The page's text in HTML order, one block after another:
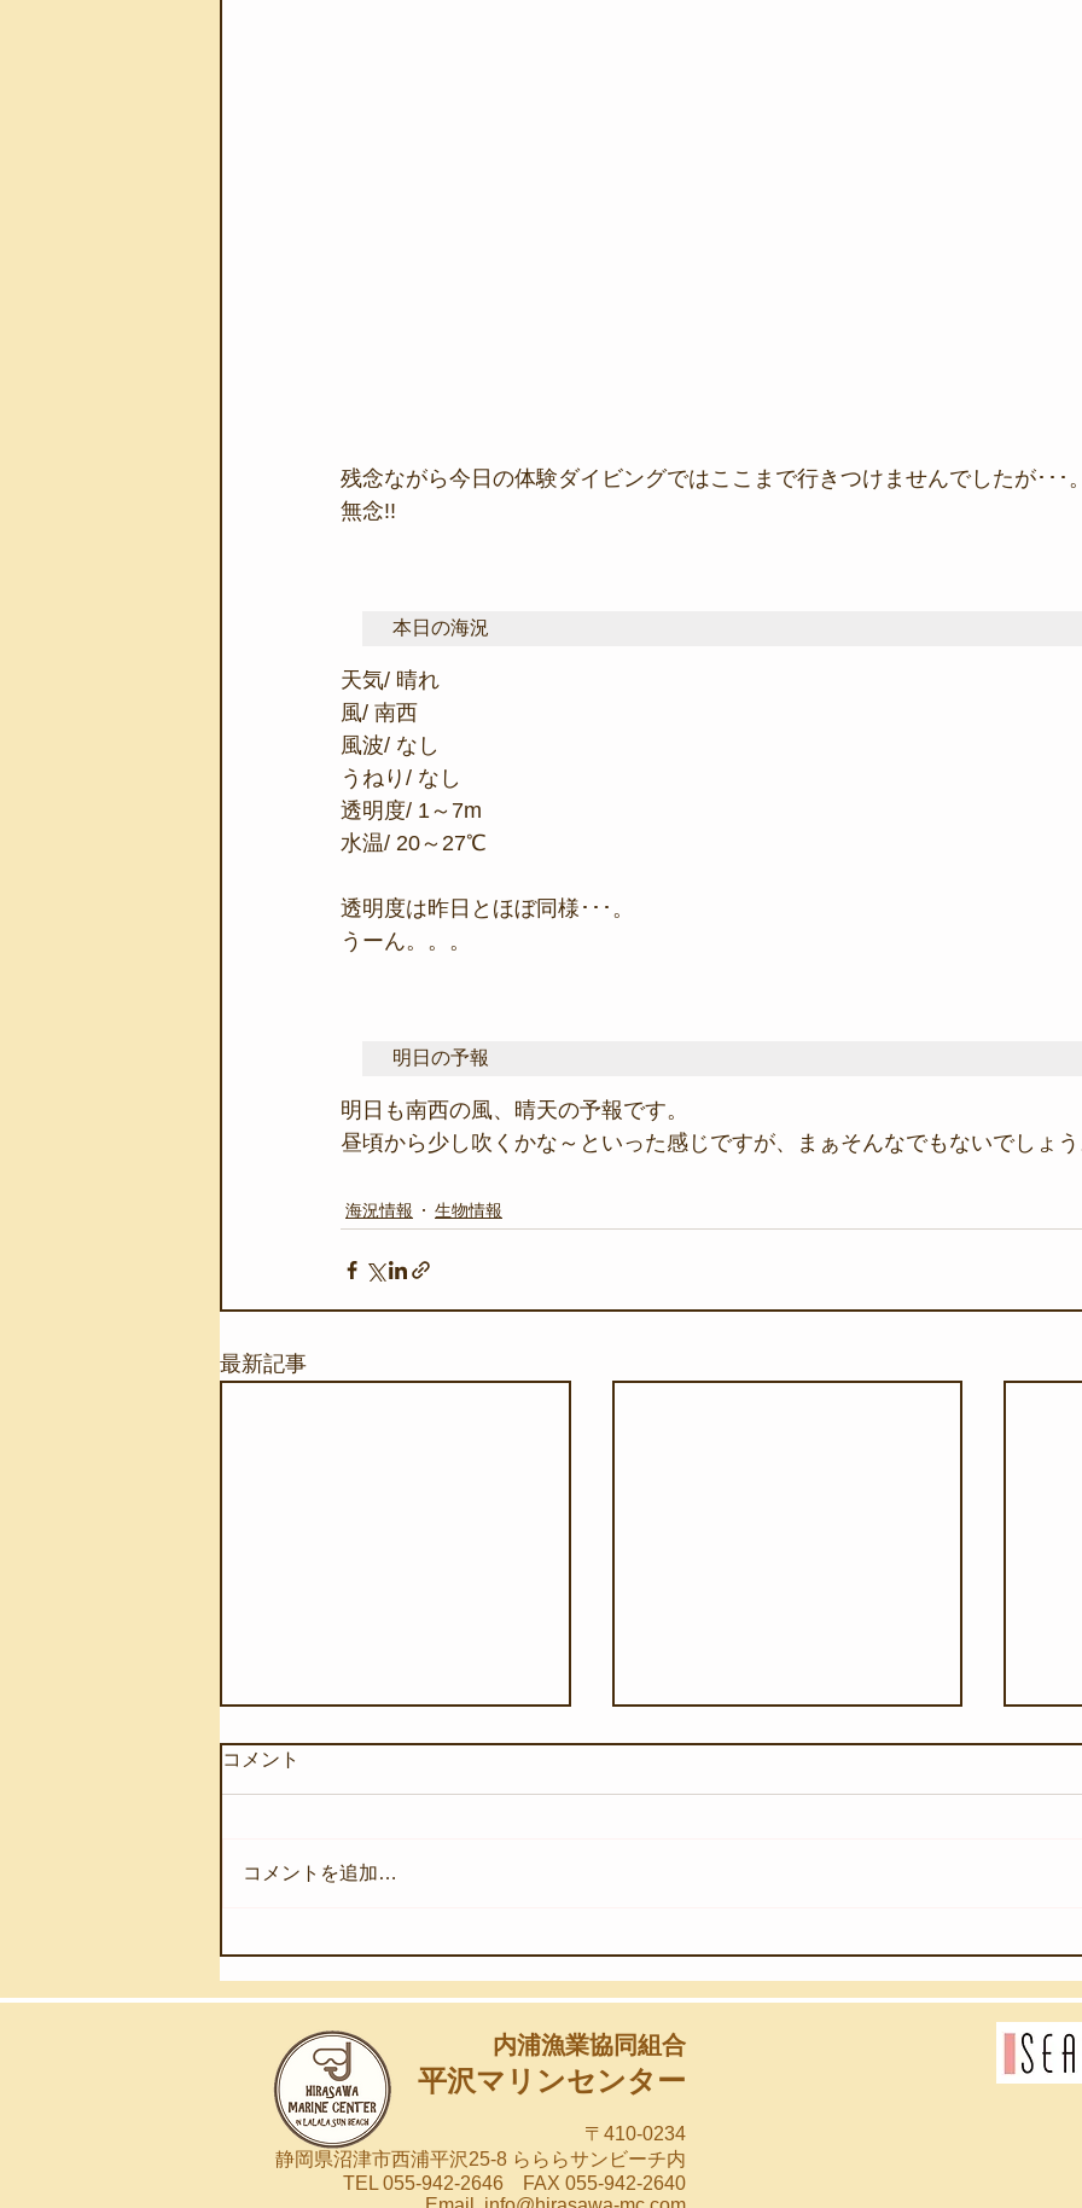
残念ながら今日の体験ダイビングではここまで行きつけませんでしたが･･･
無念!!
本日の海況
天気/ 晴れ
風/ 南西
風波/ なし
うねり/ なし
透明度/ 1～7m
水温/ 20～27℃
透明度は昨日とほぼ同様･･･。
うーん。。。
明日の予報
明日も南西の風、晴天の予報です。
昼頃から少し吹くかな～といった感じですが、まぁそんなでもないでしょ
海況情報 生物情報
最新記事
コメント
コメントを追加…
内浦漁業協同組合
平沢マリンセンター
〒410-0234
静岡県沼津市西浦平沢25-8 らららサンビーチ内
TEL 055-942-2646 FAX 055-942-2640